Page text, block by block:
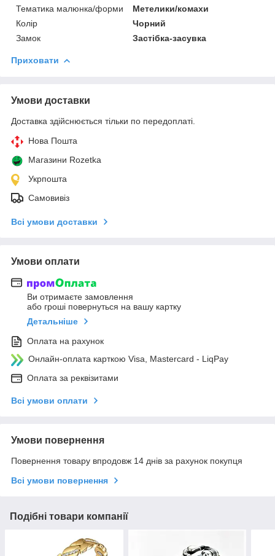
Тематика малюнка/форми
Метелики/комахи
Колір
Чорний
Замок
Застібка-засувка
Приховати
Умови доставки
Доставка здійснюється тільки по передоплаті.
Нова Пошта
Магазини Rozetka
Укрпошта
Самовивіз
Всі умови доставки
Умови оплати
Ви отримаєте замовлення
або гроші повернуться на вашу картку
Детальніше
Оплата на рахунок
Онлайн-оплата карткою Visa, Mastercard - LiqPay
Оплата за реквізитами
Всі умови оплати
Умови повернення
Повернення товару впродовж 14 днів за рахунок покупця
Всі умови повернення
Подібні товари компанії